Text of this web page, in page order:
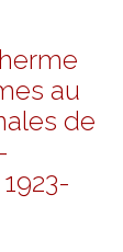
au
de